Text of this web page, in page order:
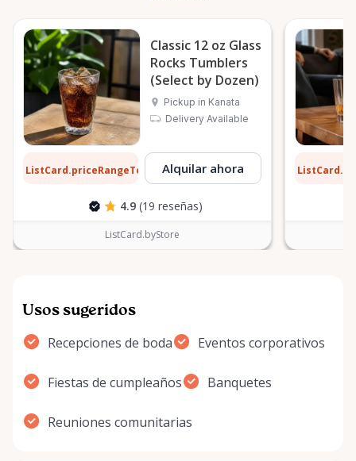
Classic 12 oz Glass
Rocks Tumblers
(Select by Dozen)
Pickup in Kanata
Delivery Available
ListCard.priceRangeTo por díaAlquilar ahora
4.9 (19 reseñas)
ListCard.byStore
Usos sugeridos
Recepciones de boda Eventos corporativos
Fiestas de cumpleaños Banquetes
Reuniones comunitarias